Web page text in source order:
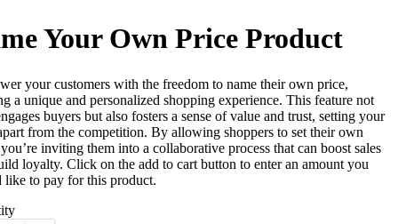
Your Own Price Product
your customers with the freedom to name their own price,
a unique and personalized shopping experience. This feature not
buyers but also fosters a sense of value and trust, setting your
from the competition. By allowing shoppers to set their own
inviting them into a collaborative process that can boost sales
loyalty. Click on the add to cart button to enter an amount you
like to pay for this product.